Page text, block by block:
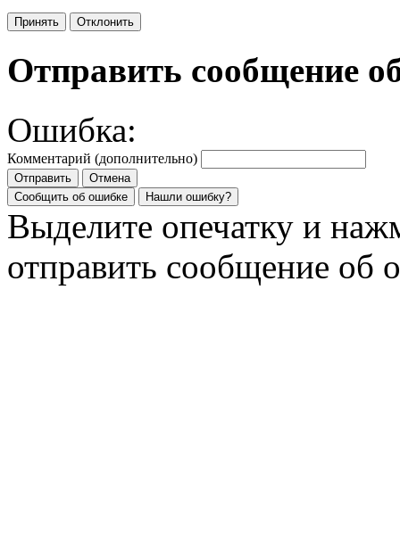
Принять Отклонить
Отправить сообщение
Ошибка:
Комментарий (дополнительно)
Отправить
Отмена
Сообщить об ошибке
Нашли ошибку?
Выделите опечатку и
отправить сообщение об